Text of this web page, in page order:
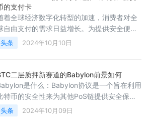
他推向了国际舞台，使他在这一实验性国家
处于关键位置。CEEX将从以下几个方面深度
析孙宇晨的当选对利伯兰及全球自由主义运
的影响，并探讨这一现象
的支付卡
着全球经济数字化转型的加速，消费者对全
自由支付的需求日益增长。为提供安全便捷
支付解决方案，NEXA EXWORTH携手万事
推出了关联加密货币的NEXA CARD，这一
域的变革，还为消费者和企业提供了更为便
的加密货币支付体验。通过与万事达的合
，NEXA CARD实现了加密货币与传统法定
币的即时转换，用户可以在全球所有万事达
受理点进行消费，彻底
头条 2024年10月10日
二层质押新赛道的Babylon前景如何
是什么：Babylon协议是一个旨在利用
特币的安全性来为其他PoS链提供安全保障
协议。Babylon可以为包括BTC layer2等
链提供安全、免跨链、免托管的原生质押
头条 2024年10月09日